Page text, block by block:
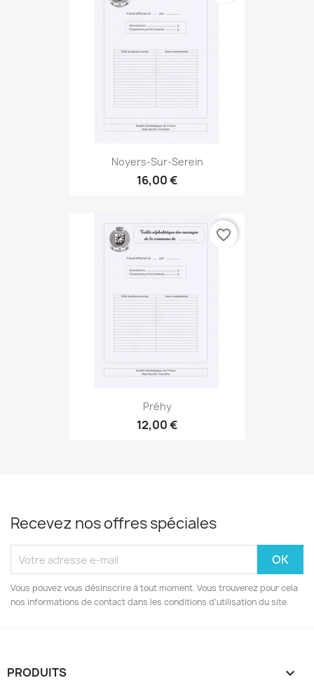
Noyers-Sur-Serein
16,00 €
Préhy
12,00 €
favorite_border
Recevez nos offres spéciales
Vous pouvez vous désinscrire à tout moment. Vous trouverez pour cela
nos informations de contact dans les conditions d'utilisation du site.
PRODUITS 